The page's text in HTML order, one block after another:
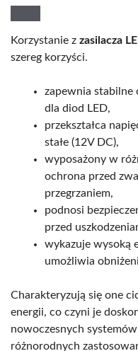
Korzystanie z zasilacza
szereg korzyści.
zapewnia stabilne
dla diod LED,
przekształca
stałe (12V DC),
wyposażony w
ochrona przed
przegrzaniem,
podnosi
przed
wykazuje wysoką
umożliwia
Charakteryzują się one
energii, co czyni je
nowoczesnych
różnorodnych